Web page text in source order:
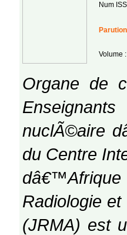
Num
Volume
Organe de
nuclÃ©aire
du Centre
dâ€™Afrique
Radiologie
(JRMA) est